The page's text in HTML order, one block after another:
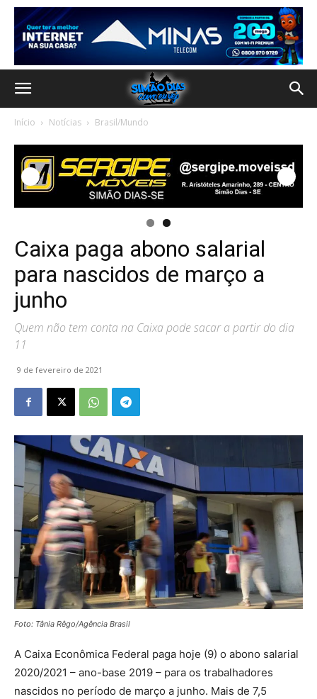
Início Notícias Brasil/Mundo
Caixa paga abono salarial
para nascidos de março a
junho
Quem não tem conta na Caixa pode sacar a partir do dia
11
9 de fevereiro de 2021
Foto: Tânia Rêgo/Agência Brasil
A Caixa Econômica Federal paga hoje (9) o abono salarial
2020/2021 – ano-base 2019 – para os trabalhadores
nascidos no período de março a junho. Mais de 7,5